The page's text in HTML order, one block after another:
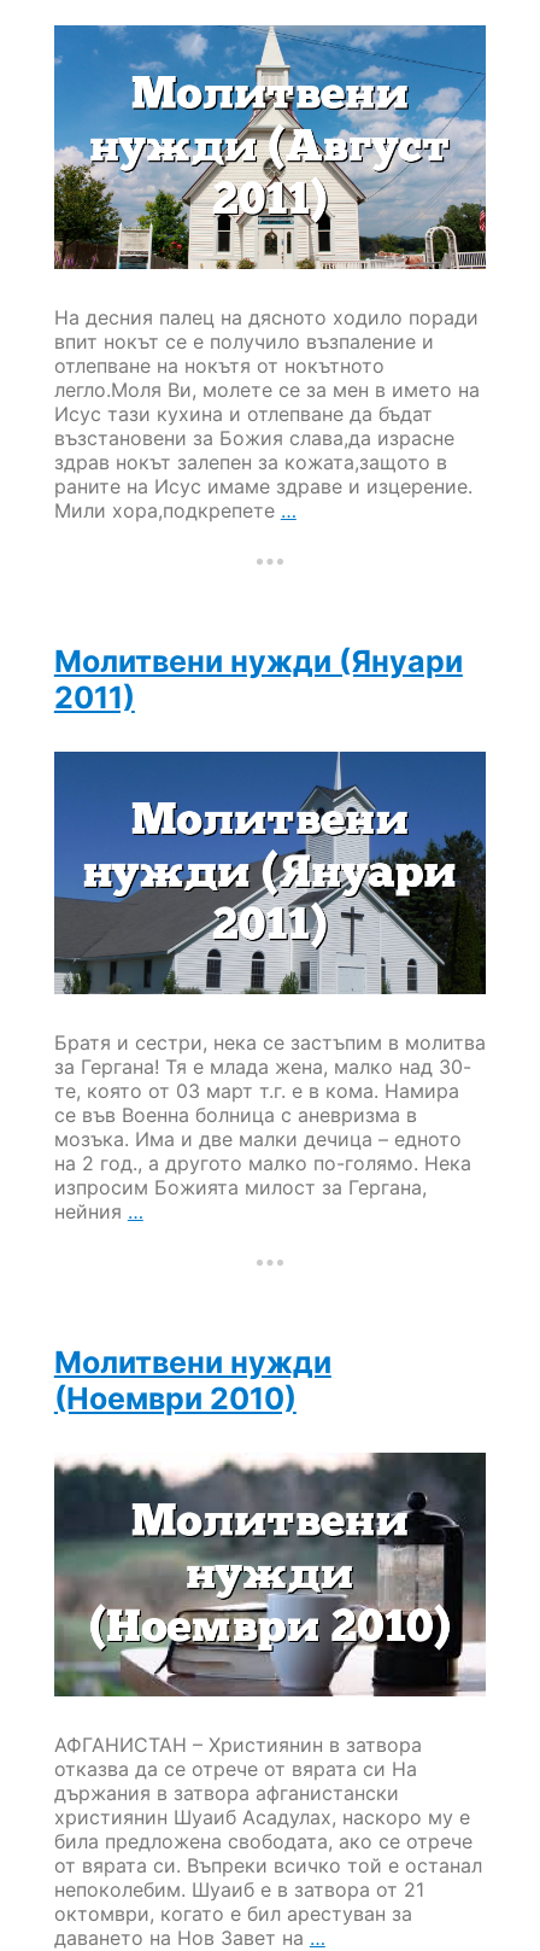
На десния палец на дясното ходило поради
впит нокът се е получило възпаление и
отлепване на нокътя от нокътното
легло.Моля Ви, молете се за мен в името на
Исус тази кухина и отлепване да бъдат
възстановени за Божия слава,да израсне
здрав нокът залепен за кожата,защото в
раните на Исус имаме здраве и изцерение.
Мили хора,подкрепете …
Молитвени нужди (Януари
2011)
Братя и сестри, нека се застъпим в молитва
за Гергана! Тя е млада жена, малко над 30-
те, която от 03 март т.г. е в кома. Намира
се във Военна болница с аневризма в
мозъка. Има и две малки дечица – едното
на 2 год., а другото малко по-голямо. Нека
изпросим Божията милост за Гергана,
нейния …Молитвени
Молитвени нужди
(Ноември 2010)
АФГАНИСТАН – Християнин в затвора
отказва да се отрече от вярата си На
държания в затвора афганистански
християнин Шуаиб Асадулах, наскоро му е
била предложена свободата, ако се отрече
от вярата си. Въпреки всичко той е останал
непоколебим. Шуаиб е в затвора от 21
октомври, когато е бил арестуван за
даването на Нов Завет на …